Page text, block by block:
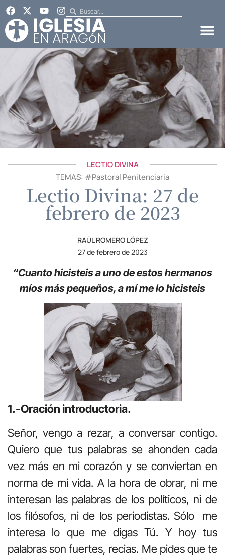
LECTIO DIVINA
TEMAS: #Pastoral Penitenciaria
Lectio Divina: 27 de
febrero de 2023
RAÚL ROMERO LÓPEZ
27 de febrero de 2023
“Cuanto hicisteis a uno de estos hermanos
míos más pequeños, a mí me lo hicisteis
1.-Oración introductoria.
Señor, vengo a rezar, a conversar contigo.
Quiero que tus palabras se ahonden cada
vez más en mi corazón y se conviertan en
norma de mi vida. A la hora de obrar, ni me
interesan las palabras de los políticos, ni de
los filósofos, ni de los periodistas. Sólo me
interesa lo que me digas Tú. Y hoy tus
palabras son fuertes, recias. Me pides que te